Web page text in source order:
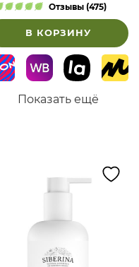
Отзывы (475)
В КОРЗИНУ
Показать ещё